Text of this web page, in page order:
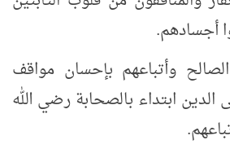
أجسادهم.
وأتباعهم بإحسان مواقف
الدين ابتداء بالصحابة رضي الله